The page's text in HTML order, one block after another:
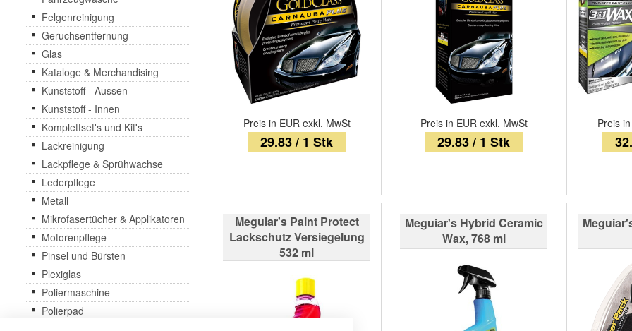
Preis in EUR exkl. MwSt
29.83 / 1 Stk
Preis in EUR exkl. MwSt
29.83 / 1 Stk
Preis
Meguiar's Paint Protect
Lackschutz Versiegelung
532 ml
Meguiar's Hybrid Ceramic
Wax, 768 ml
Felgenreinigung
Geruchsentfernung
Glas
Kataloge & Merchandising
Kunststoff - Aussen
Kunststoff - Innen
Komplettset's und Kit's
Lackreinigung
Lackpflege & Sprühwachse
Lederpflege
Metall
Mikrofasertücher & Applikatoren
Motorenpflege
Pinsel und Bürsten
Plexiglas
Poliermaschine
Polierpad